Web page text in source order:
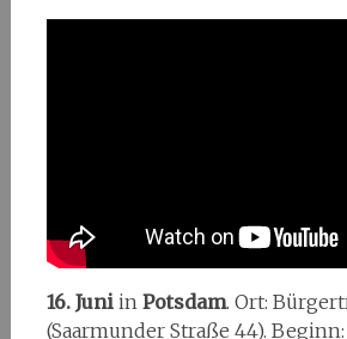
16. Juniin Potsdam. Ort:
(Saarmunder Straße 44).